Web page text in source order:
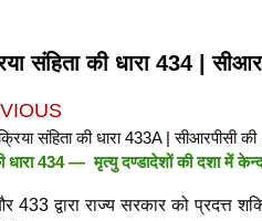
संहिता की धारा 434 |
धारा 434 — मृत्यु दण्डादेशों की दशा में
433 द्वारा राज्य सरकार को प्रदत्त